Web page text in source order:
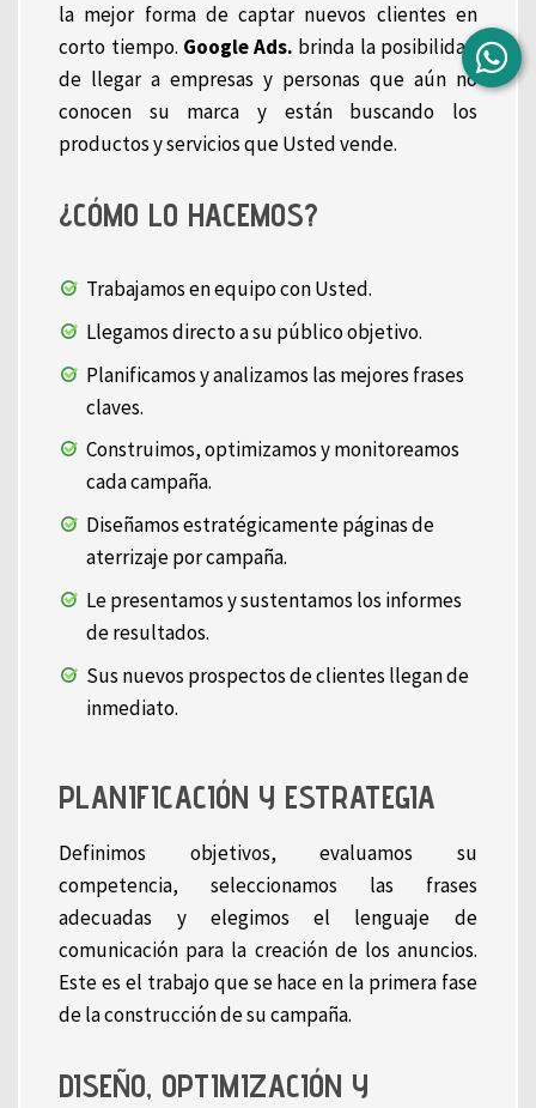
la mejor forma de captar nuevos clientes en
corto tiempo. Google Ads. brinda la posibilidad
de llegar a empresas y personas que aún no
conocen su marca y están buscando los
productos y servicios que Usted vende.
¿CÓMO LO HACEMOS?
Trabajamos en equipo con Usted.
Llegamos directo a su público objetivo.
Planificamos y analizamos las mejores frases
claves.
Construimos, optimizamos y monitoreamos
cada campaña.
Diseñamos estratégicamente páginas de
aterrizaje por campaña.
Le presentamos y sustentamos los informes
de resultados.
Sus nuevos prospectos de clientes llegan de
inmediato.
PLANIFICACIÓN Y ESTRATEGIA
Definimos objetivos, evaluamos su
competencia, seleccionamos las frases
adecuadas y elegimos el lenguaje de
comunicación para la creación de los anuncios.
Este es el trabajo que se hace en la primera fase
de la construcción de su campaña.
DISEÑO, OPTIMIZACIÓN Y